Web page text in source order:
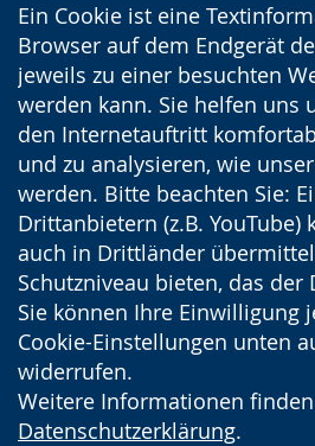
Ein Cookie ist eine
Browser auf dem Endgerät
jeweils zu einer besuchten
werden kann. Sie helfen uns
den Internetauftritt
und zu analysieren, wie
werden. Bitte beachten Sie:
Drittanbietern (z.B. YouTube)
auch in Drittländer
Schutzniveau bieten, das der
Sie können Ihre Einwilligung
Cookie-Einstellungen unten
widerrufen.
Weitere Informationen
Datenschutzerklärung.